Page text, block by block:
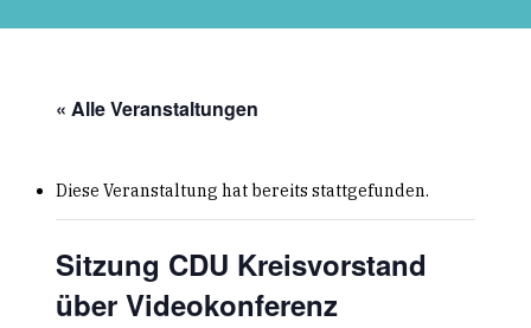
« Alle Veranstaltungen
Diese Veranstaltung hat bereits stattgefunden.
Sitzung CDU Kreisvorstand
über Videokonferenz